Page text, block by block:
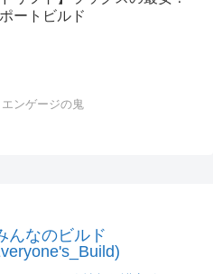
ートビルド
エンゲージの鬼
んなのビルド